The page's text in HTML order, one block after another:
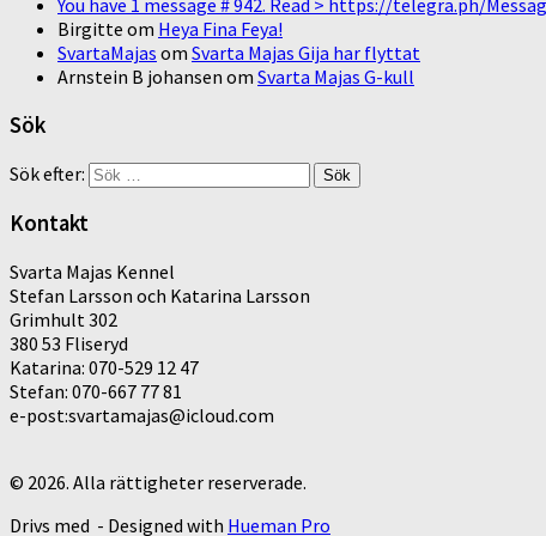
You have 1 message # 942. Read > https://telegra.ph/
Birgitte om Heya Fina Feya!
SvartaMajas om Svarta Majas Gija har flyttat
Arnstein B johansen om Svarta Majas G-kull
Sök
Sök efter:
Kontakt
Svarta Majas Kennel
Stefan Larsson och Katarina Larsson
Grimhult 302
380 53 Fliseryd
Katarina: 070-529 12 47
Stefan: 070-667 77 81
e-post:svartamajas@icloud.com
© 2026. Alla rättigheter reserverade.
Drivs med - Designed with Hueman Pro